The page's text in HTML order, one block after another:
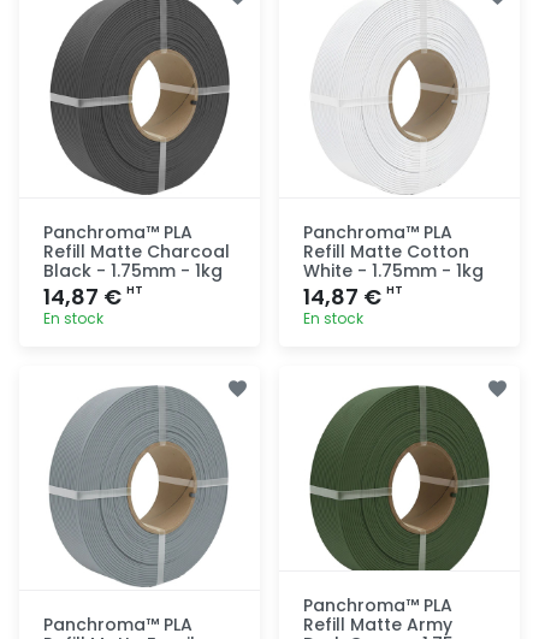
Panchroma™ PLA
Refill Matte Charcoal
Black - 1.75mm - 1kg
14,87 € HT
En stock
rapide
Panchroma™ PLA
Refill Matte Cotton
White - 1.75mm - 1kg
14,87 € HT
En stock
rapide
Panchroma™ PLA
Panchroma™ PLA
Refill Matte Army